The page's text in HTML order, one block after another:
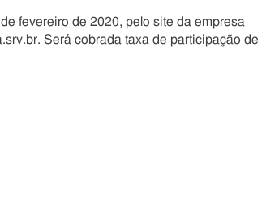
fevereiro de 2020, pelo site da empresa
Será cobrada taxa de participação de